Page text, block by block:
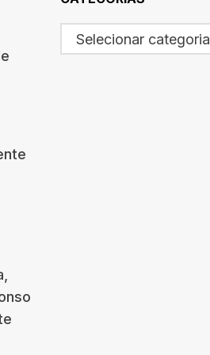
Selecionar categoria